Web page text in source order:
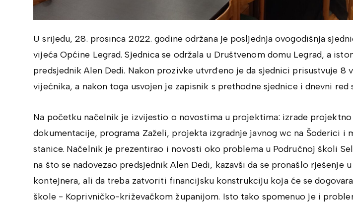
U srijedu, 28. prosinca 2022. godine održana je posljednja ovogodišnja
vijeća Općine Legrad. Sjednica se održala u Društvenom domu Legrad, a
predsjednik Alen Dedi. Nakon prozivke utvrđeno je da sjednici prisustvuje 8
vijećnika, a nakon toga usvojen je zapisnik s prethodne sjednice i dnevni red
Na početku načelnik je izvijestio o novostima u projektima: izrade
dokumentacije, programa Zaželi, projekta izgradnje javnog wc na Šoderici i
stanice. Načelnik je prezentirao i novosti oko problema u Područnoj školi
na što se nadovezao predsjednik Alen Dedi, kazavši da se pronašlo rješenje
kontejnera, ali da treba zatvoriti financijsku konstrukciju koja će se
škole - Koprivničko-križevačkom županijom. Isto tako spomenuo je i